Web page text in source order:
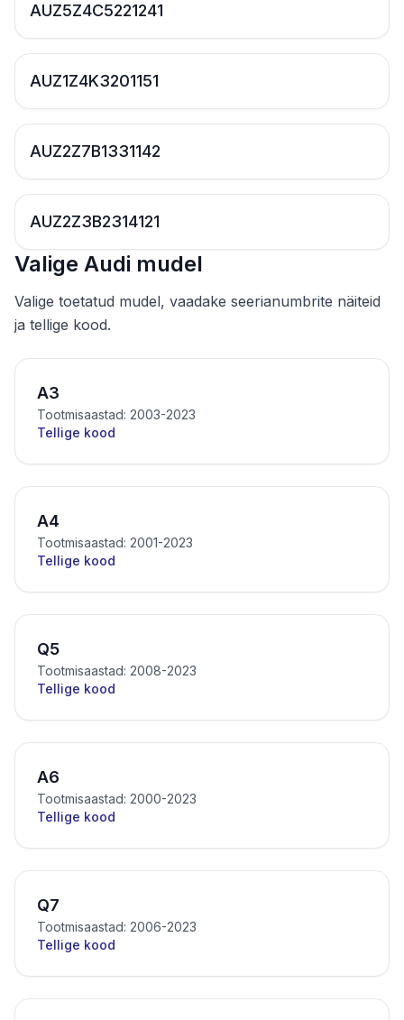
AUZ5Z4C5221241
AUZ1Z4K3201151
AUZ2Z7B1331142
AUZ2Z3B2314121
Valige Audi mudel
Valige toetatud mudel, vaadake seerianumbrite näiteid
ja tellige kood.
A3
Tootmisaastad: 2003-2023
Tellige kood
A4
Tootmisaastad: 2001-2023
Tellige kood
Q5
Tootmisaastad: 2008-2023
Tellige kood
A6
Tootmisaastad: 2000-2023
Tellige kood
Q7
Tootmisaastad: 2006-2023
Tellige kood